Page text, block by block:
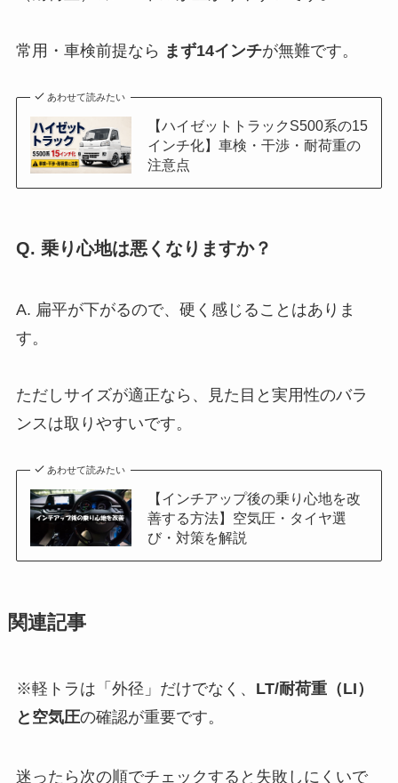
常用・車検前提なら まず14インチが無難です。
あわせて読みたい
【ハイゼットトラックS500系の15
インチ化】車検・干渉・耐荷重の
注意点
Q. 乗り心地は悪くなりますか？
A. 扁平が下がるので、硬く感じることはありま
す。
ただしサイズが適正なら、見た目と実用性のバラ
ンスは取りやすいです。
あわせて読みたい
【インチアップ後の乗り心地を改
善する方法】空気圧・タイヤ選
び・対策を解説
関連記事
※軽トラは「外径」だけでなく、 LT/耐荷重（LI）
と空気圧の確認が重要です。
迷ったら次の順でチェックすると失敗しにくいで